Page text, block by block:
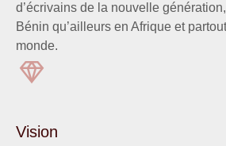
d’écrivains de la nouvelle
Bénin qu’ailleurs en Afrique et
monde.
Vision